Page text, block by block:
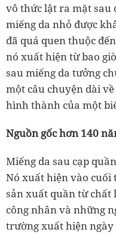
vô thức lật ra mặt sau
miếng da nhỏ được
đã quá quen thuộc
nó xuất hiện từ bao
sau miếng da tưởng
một câu chuyện dài
hình thành của một
Nguồn gốc hơn 140
Miếng da sau cạp
Nó xuất hiện vào cuối
sản xuất quần từ chất
công nhân và những
trường xuất hiện